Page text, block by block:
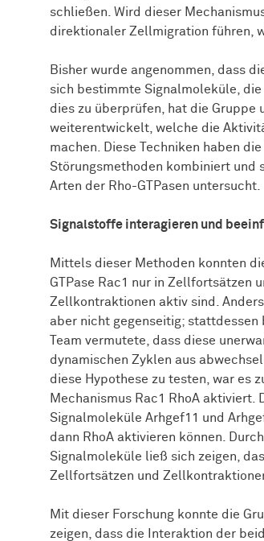
schließen. Wird dieser
direktionaler Zellmigration führen,
Bisher wurde angenommen, dass
sich bestimmte Signalmoleküle, die
dies zu überprüfen, hat die Gruppe
weiterentwickelt, welche die
machen. Diese Techniken haben
Störungsmethoden kombiniert und
Arten der Rho-GTPasen untersucht.
Signalstoffe interagieren und
Mittels dieser Methoden konnten
GTPase Rac1 nur in Zellfortsätzen
Zellkontraktionen aktiv sind.
aber nicht gegenseitig; stattdessen
Team vermutete, dass diese
dynamischen Zyklen aus
diese Hypothese zu testen, war es
Mechanismus Rac1 RhoA aktiviert.
Signalmoleküle Arhgef11 und
dann RhoA aktivieren können.
Signalmoleküle ließ sich zeigen,
Zellfortsätzen und
Mit dieser Forschung konnte die
zeigen, dass die Interaktion der